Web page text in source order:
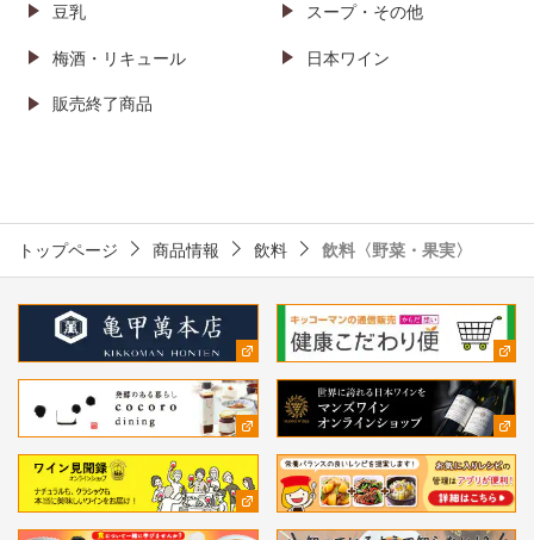
豆乳 スープ・その他
梅酒・リキュール 日本ワイン
販売終了商品
トップページ 商品情報 飲料 飲料〈野菜・果実〉